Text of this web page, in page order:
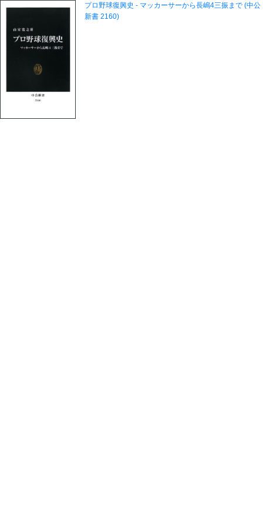
プロ野球復興史 - マッカーサーから長嶋4三振まで (中公
新書 2160)